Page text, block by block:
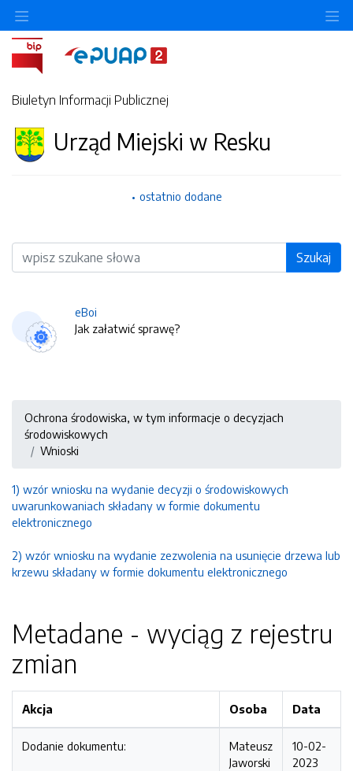
Biuletyn Informacji Publicznej
Urząd Miejski w Resku
ostatnio dodane
Wyszukiwarka Szukaj
eBoi
Jak załatwić sprawę?
Ochrona środowiska, w tym informacje o decyzjach
środowiskowych
Wnioski
1) wzór wniosku na wydanie decyzji o środowiskowych
uwarunkowaniach składany w formie dokumentu
elektronicznego
2) wzór wniosku na wydanie zezwolenia na usunięcie drzewa lub
krzewu składany w formie dokumentu elektronicznego
Metadane - wyciąg z rejestru
zmian
Akcja Osoba Data
Dodanie dokumentu:
Mateusz
Jaworski
10-02-
2023